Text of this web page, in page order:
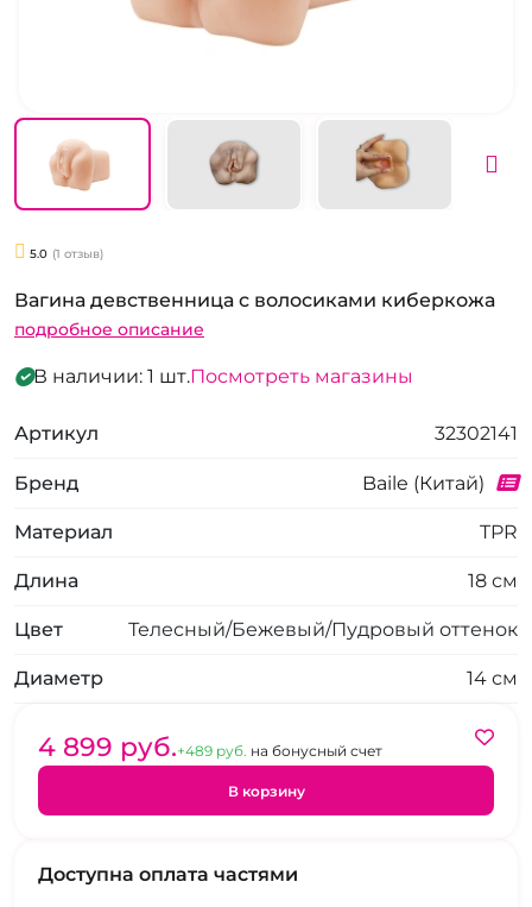
5.0 (1 отзыв)
Вагина девственница с волосиками киберкожа
подробное описание
В наличии: 1 шт.Посмотреть магазины
Артикул 32302141
Бренд Baile (Китай)
Материал TPR
Длина 18 см
Цвет Телесный/Бежевый/Пудровый оттенок
Диаметр 14 см
4 899 pуб.+489 pуб. на бонусный счет
В корзину
Доступна оплата частями